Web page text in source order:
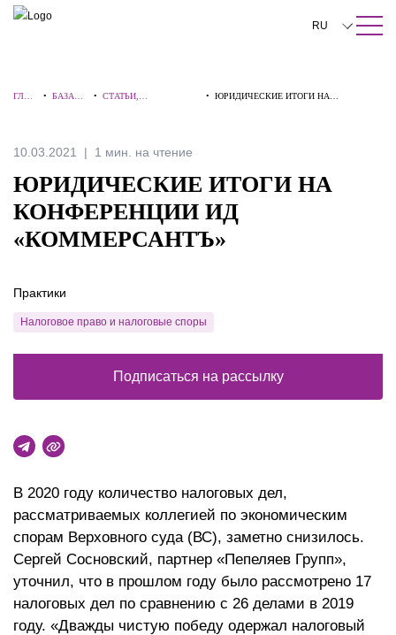
ПОИСК ПО САЙТУ Закрыть
RU
中文
ГЛАВ
•БАЗА
•СТАТЬИ,
• ЮРИДИЧЕСКИЕ ИТОГИ НА
10.03.2021 1 мин. на чтение
ЮРИДИЧЕСКИЕ ИТОГИ НА
КОНФЕРЕНЦИИ ИД
«КОММЕРСАНТЪ»
В 2020 году количество налоговых дел,
рассматриваемых коллегией по экономическим
спорам Верховного суда (ВС), заметно снизилось.
Сергей Сосновский, партнер «Пепеляев Групп»,
уточнил, что в прошлом году было рассмотрено 17
налоговых дел по сравнению с 26 делами в 2019
году. «Дважды чистую победу одержал налоговый
Практики
Налоговое право и налоговые споры
Подписаться на рассылку